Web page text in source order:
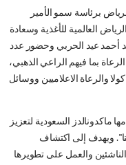
برئاسة سمو الأمير
العالمية للأغذية وسعادة
أحمد عيد الحربي وحضور عدد
بما فيهم الراعي الذهبي،
والرعاة الاعلاميين ووسائل
ماكدونالدز السعودية لتعزيز
ويهدف إلى اكتشاف
والعمل على تطويرها